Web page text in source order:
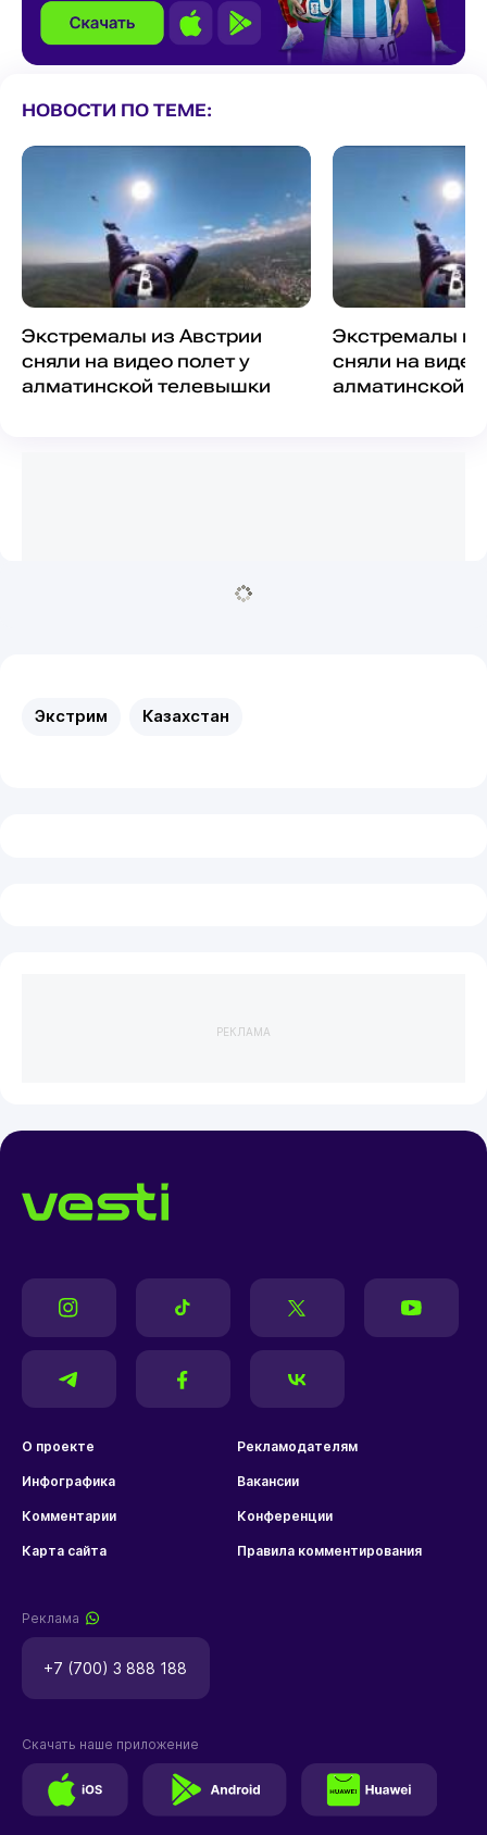
НОВОСТИ ПО ТЕМЕ:
Экстремалы из Австрии
сняли на видео полет у
алматинской телевышки
Экстремалы
сняли на видео
алматинской
Экстрим Казахстан
РЕКЛАМА
О проекте Рекламодателям
Инфографика Вакансии
Комментарии Конференции
Карта сайта Правила комментирования
Реклама
+7 (700) 3 888 188
Скачать наше приложение